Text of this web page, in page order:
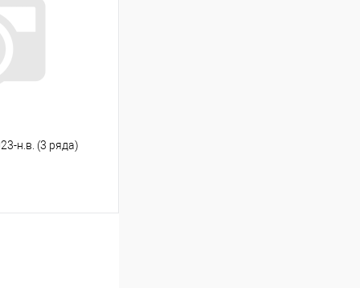
Сравнение
Под заказ
н.в. (3 ряда)